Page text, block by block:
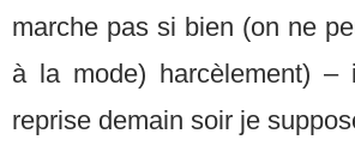
marche pas si bien (on ne
à la mode) harcèlement) –
reprise demain soir je